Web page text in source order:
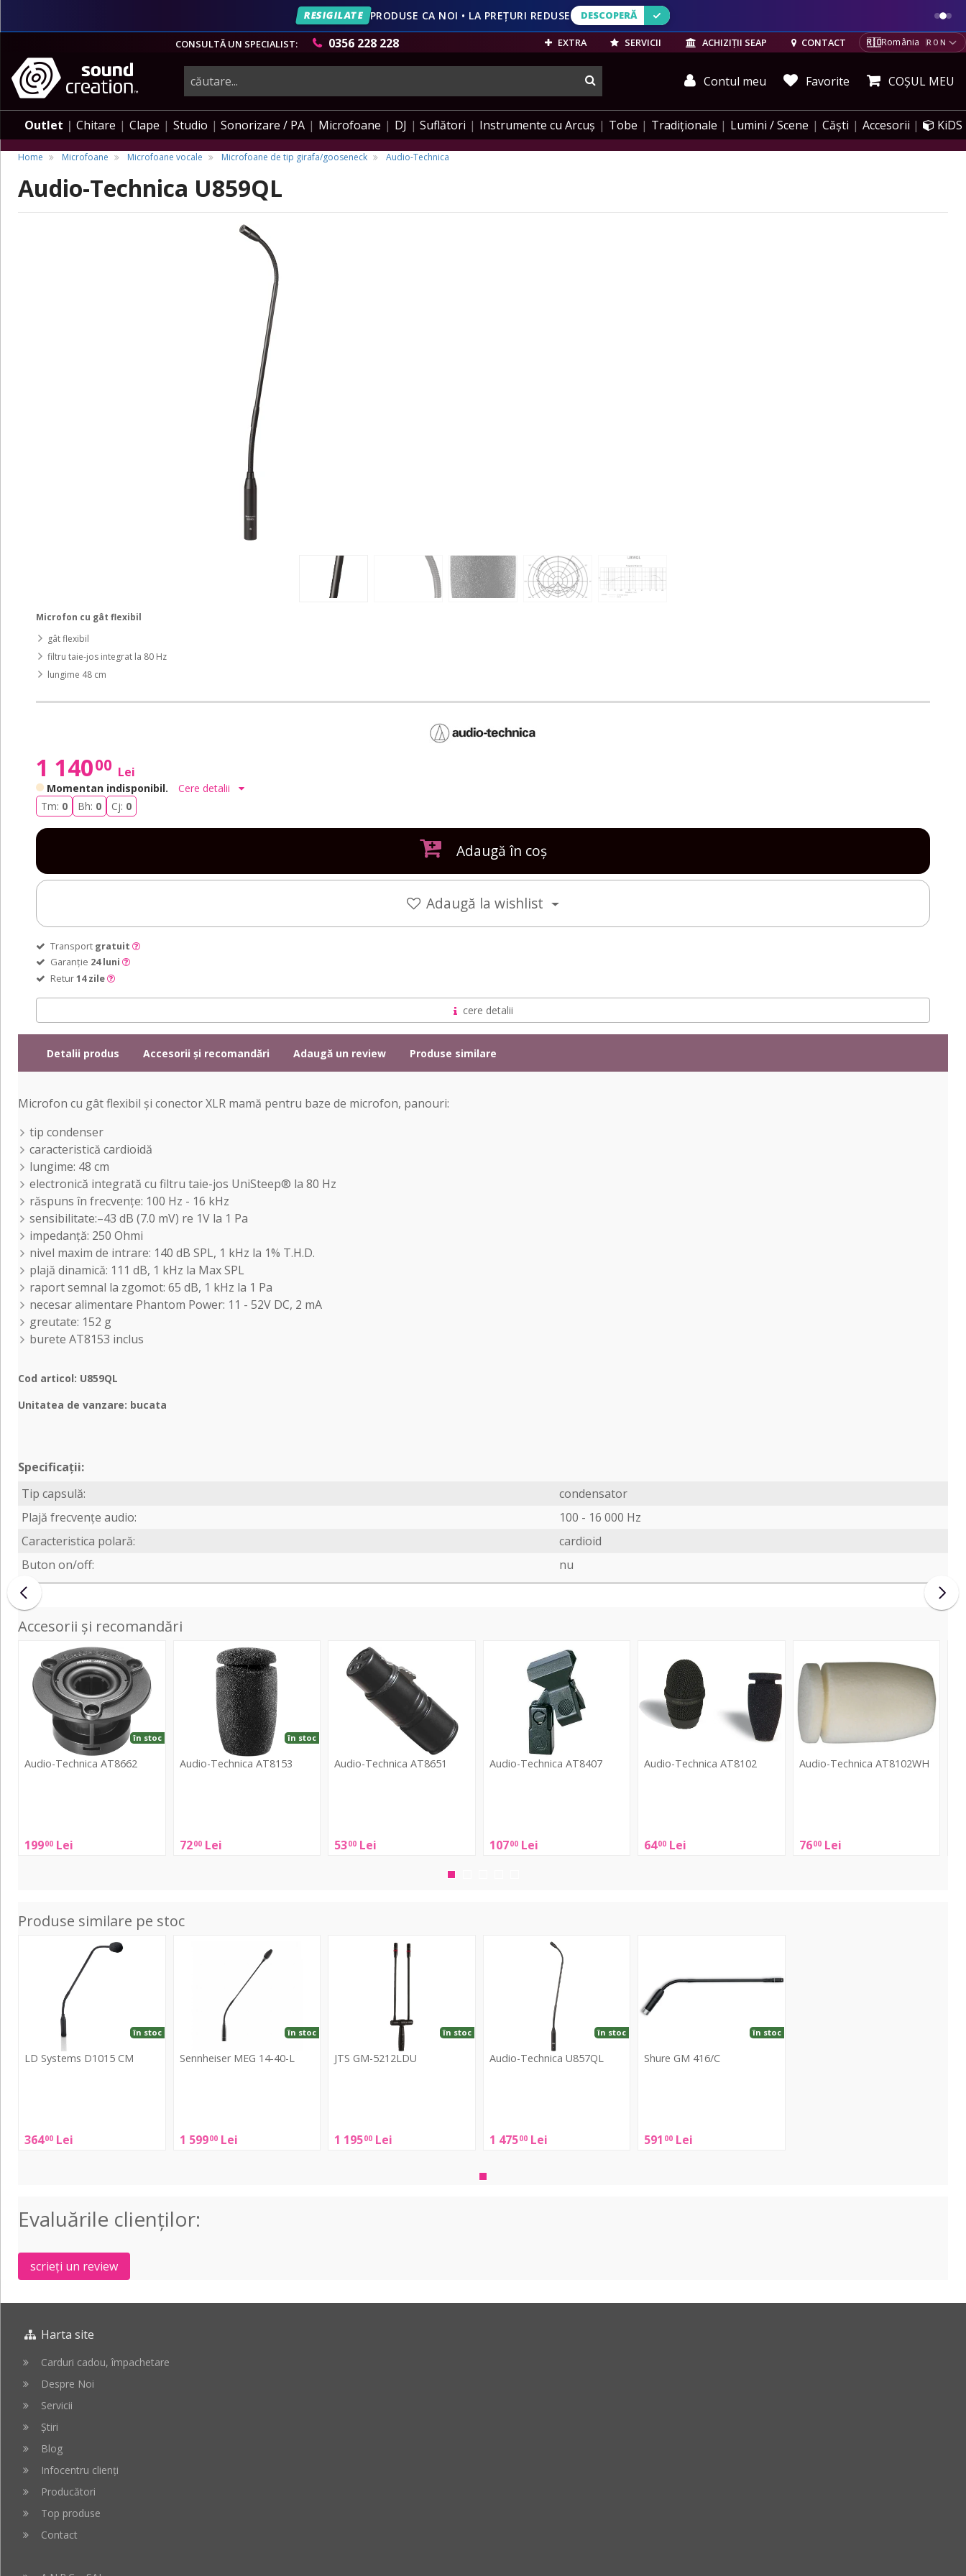
VEZI OFERTELE
RESIGILATE PRODUSE CA NOI • LA PREȚURI REDUSE DESCOPERĂ
DESCOPERĂ
CONSULTĂ UN SPECIALIST:
0356 228 228 EXTRA SERVICII ACHIZIȚII SEAP CONTACT 🇷🇴România RON
instrumente
muzicale,
echipamente
pro-
Contul meu Favorite COȘUL MEU
Outlet Chitare Clape Studio Sonorizare / PA Microfoane DJ Suflători Instrumente cu Arcuș Tobe Tradiționale Lumini / Scene Căști Accesorii KiDS
Home Microfoane Microfoane vocale Microfoane de tip girafa/gooseneck Audio-Technica
Audio-Technica U859QL
Microfon cu gât flexibil
gât flexibil
filtru taie-jos integrat la 80 Hz
lungime 48 cm
1 14000 Lei
Momentan indisponibil.
Cere detalii
Tm: 0 Bh: 0 Cj: 0
Adaugă în coș
Adaugă la wishlist
Transport gratuit
Garanție 24 luni
Retur14 zile
cere detalii
Detalii produs Accesorii și recomandări Adaugă un review Produse similare
Microfon cu gât flexibil și conector XLR mamă pentru baze de microfon, panouri:
tip condenser
caracteristică cardioidă
lungime: 48 cm
electronică integrată cu filtru taie-jos UniSteep® la 80 Hz
răspuns în frecvențe: 100 Hz - 16 kHz
sensibilitate:–43 dB (7.0 mV) re 1V la 1 Pa
impedanță: 250 Ohmi
nivel maxim de intrare: 140 dB SPL, 1 kHz la 1% T.H.D.
plajă dinamică: 111 dB, 1 kHz la Max SPL
raport semnal la zgomot: 65 dB, 1 kHz la 1 Pa
necesar alimentare Phantom Power: 11 - 52V DC, 2 mA
greutate: 152 g
burete AT8153 inclus
Cod articol: U859QL
Unitatea de vanzare: bucata
Specificații:
Tip capsulă:
condensator
Plajă frecvențe audio:
100 - 16 000 Hz
Caracteristica polară:
cardioid
Buton on/off:
nu
Accesorii și recomandări
Audio-Technica AT8662
19900 Lei
în stoc
Audio-Technica AT8153
7200 Lei
în stoc
AT8651
Audio-Technica AT8651
5300 Lei
Audio-Technica AT8407
10700 Lei
Audio-Technica AT8102
6400 Lei
Audio-Technica AT8102WH
7600 Lei
Produse similare pe stoc
LD Systems D1015 CM
36400 Lei
în stoc
CM
Sennheiser MEG 14-40-L
1 59900 Lei
în stoc
40-
JTS GM-5212LDU
1 19500 Lei
în stoc
Audio-Technica U857QL
1 47500 Lei
în stoc
Shure GM 416/C
591 00 Lei
în stoc
Evaluările clienţilor:
scrieți un review
Harta site
Carduri cadou, împachetare
Despre Noi
Servicii
Știri
Blog
Infocentru clienți
Producători
Top produse
Contact